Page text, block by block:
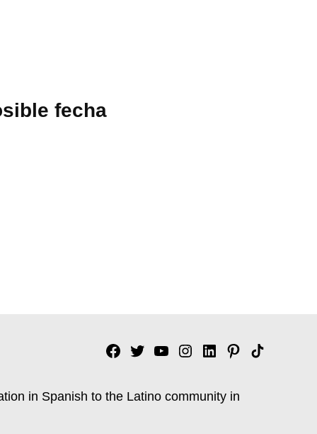
fecha
Facebook
TwitterYouTubeInstagram
Linkedin
Pinterest
Tik
in Spanish to the Latino community in